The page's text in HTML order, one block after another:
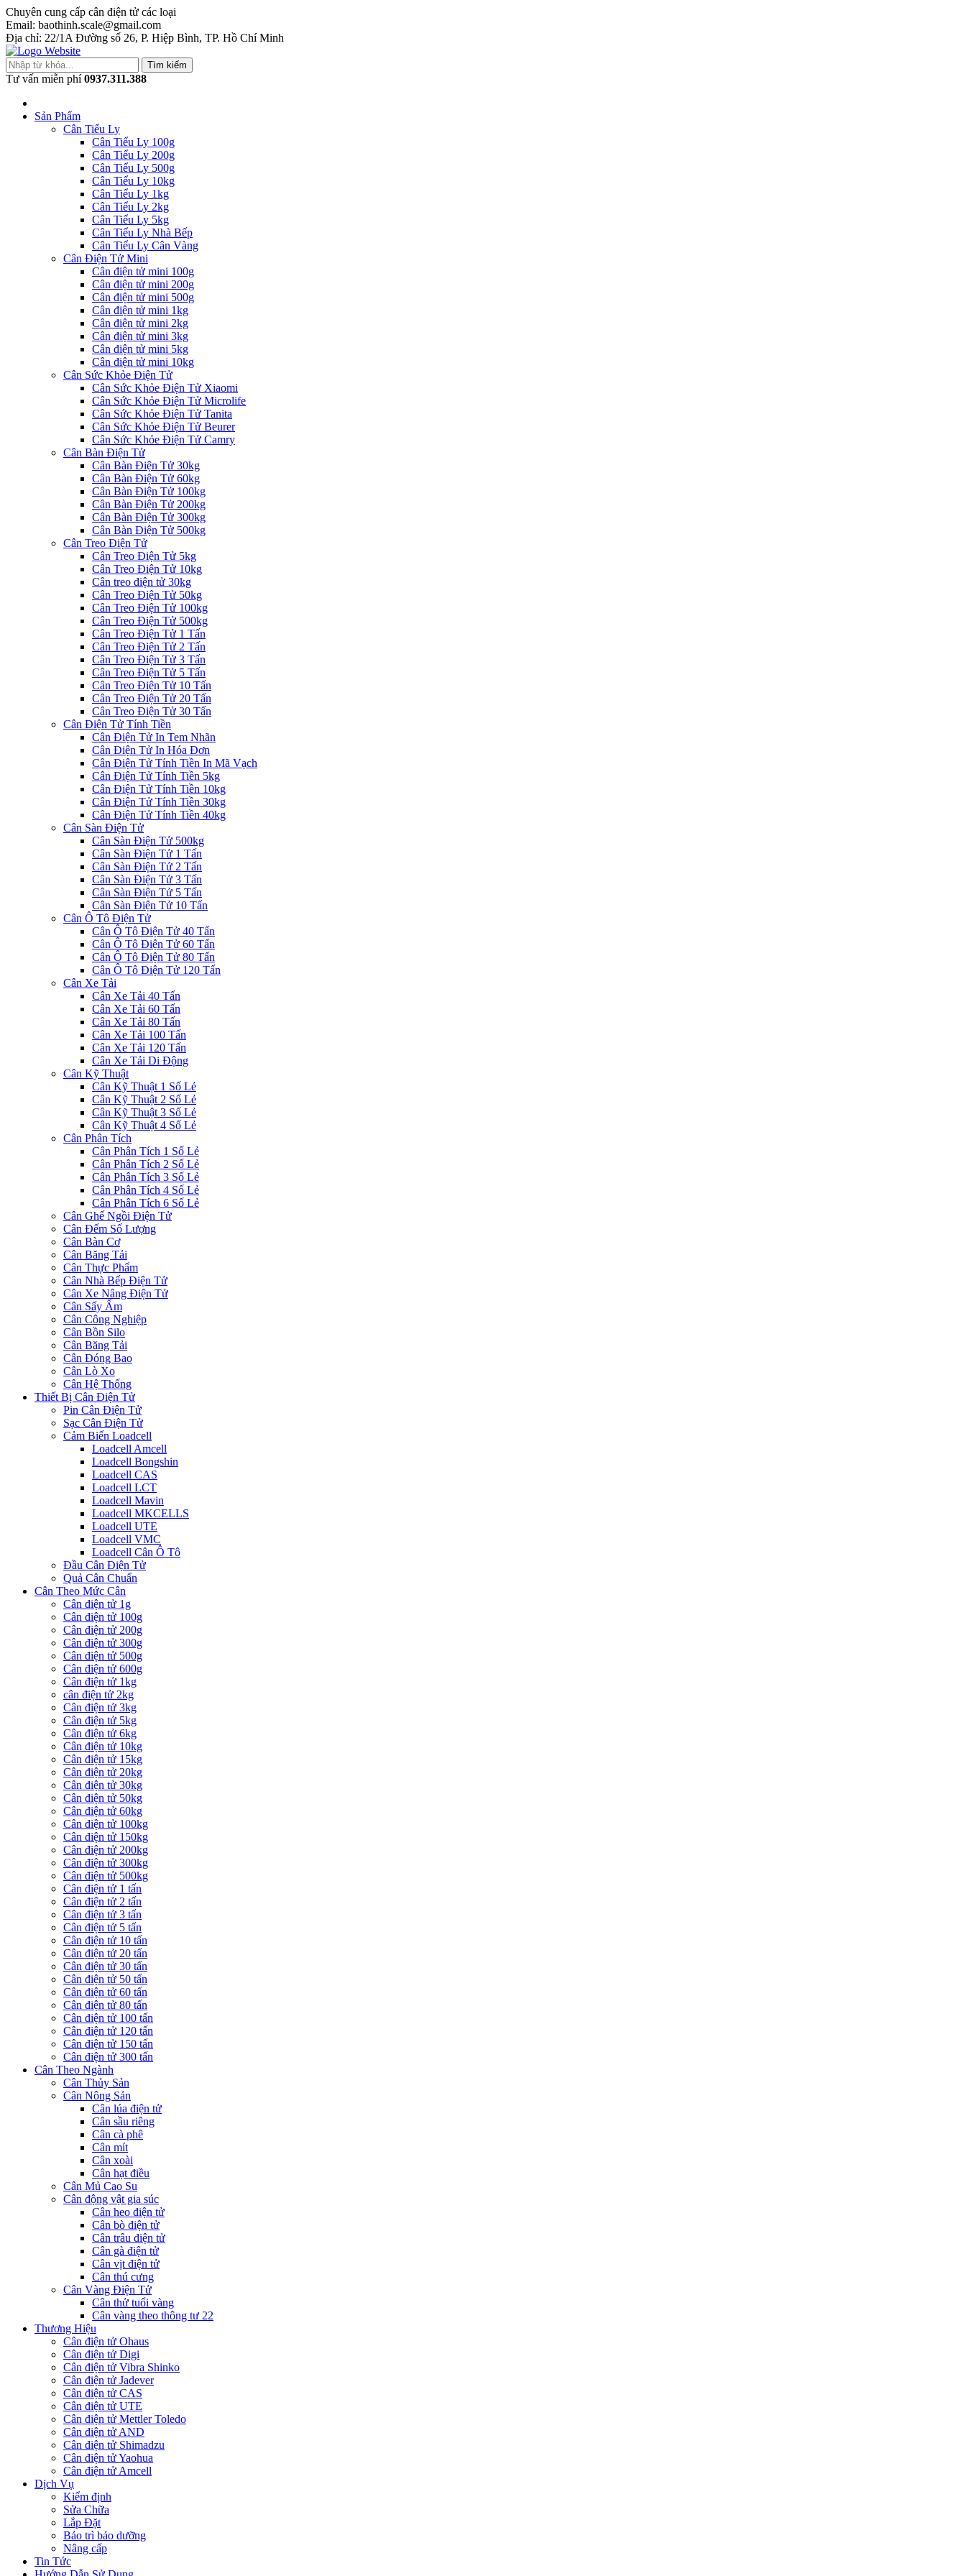
Chuyên cung cấp cân điện tử các loại
Email: baothinh.scale@gmail.com
Địa chỉ: 22/1A Đường số 26, P. Hiệp Bình, TP. Hồ Chí Minh
Tìm kiếm
Tư vấn miễn phí 0937.311.388
Sản Phẩm
Cân Tiểu Ly
Cân Tiểu Ly 100g
Cân Tiểu Ly 200g
Cân Tiểu Ly 500g
Cân Tiểu Ly 10kg
Cân Tiểu Ly 1kg
Cân Tiểu Ly 2kg
Cân Tiểu Ly 5kg
Cân Tiểu Ly Nhà Bếp
Cân Tiểu Ly Cân Vàng
Cân Điện Tử Mini
Cân điện tử mini 100g
Cân điện tử mini 200g
Cân điện tử mini 500g
Cân điện tử mini 1kg
Cân điện tử mini 2kg
Cân điện tử mini 3kg
Cân điện tử mini 5kg
Cân điện tử mini 10kg
Cân Sức Khỏe Điện Tử
Cân Sức Khỏe Điện Tử Xiaomi
Cân Sức Khỏe Điện Tử Microlife
Cân Sức Khỏe Điện Tử Tanita
Cân Sức Khỏe Điện Tử Beurer
Cân Sức Khỏe Điện Tử Camry
Cân Bàn Điện Tử
Cân Bàn Điện Tử 30kg
Cân Bàn Điện Tử 60kg
Cân Bàn Điện Tử 100kg
Cân Bàn Điện Tử 200kg
Cân Bàn Điện Tử 300kg
Cân Bàn Điện Tử 500kg
Cân Treo Điện Tử
Cân Treo Điện Tử 5kg
Cân Treo Điện Tử 10kg
Cân treo điện tử 30kg
Cân Treo Điện Tử 50kg
Cân Treo Điện Tử 100kg
Cân Treo Điện Tử 500kg
Cân Treo Điện Tử 1 Tấn
Cân Treo Điện Tử 2 Tấn
Cân Treo Điện Tử 3 Tấn
Cân Treo Điện Tử 5 Tấn
Cân Treo Điện Tử 10 Tấn
Cân Treo Điện Tử 20 Tấn
Cân Treo Điện Tử 30 Tấn
Cân Điện Tử Tính Tiền
Cân Điện Tử In Tem Nhãn
Cân Điện Tử In Hóa Đơn
Cân Điện Tử Tính Tiền In Mã Vạch
Cân Điện Tử Tính Tiền 5kg
Cân Điện Tử Tính Tiền 10kg
Cân Điện Tử Tính Tiền 30kg
Cân Điện Tử Tính Tiền 40kg
Cân Sàn Điện Tử
Cân Sàn Điện Tử 500kg
Cân Sàn Điện Tử 1 Tấn
Cân Sàn Điện Tử 2 Tấn
Cân Sàn Điện Tử 3 Tấn
Cân Sàn Điện Tử 5 Tấn
Cân Sàn Điện Tử 10 Tấn
Cân Ô Tô Điện Tử
Cân Ô Tô Điện Tử 40 Tấn
Cân Ô Tô Điện Tử 60 Tấn
Cân Ô Tô Điện Tử 80 Tấn
Cân Ô Tô Điện Tử 120 Tấn
Cân Xe Tải
Cân Xe Tải 40 Tấn
Cân Xe Tải 60 Tấn
Cân Xe Tải 80 Tấn
Cân Xe Tải 100 Tấn
Cân Xe Tải 120 Tấn
Cân Xe Tải Di Động
Cân Kỹ Thuật
Cân Kỹ Thuật 1 Số Lẻ
Cân Kỹ Thuật 2 Số Lẻ
Cân Kỹ Thuật 3 Số Lẻ
Cân Kỹ Thuật 4 Số Lẻ
Cân Phân Tích
Cân Phân Tích 1 Số Lẻ
Cân Phân Tích 2 Số Lẻ
Cân Phân Tích 3 Số Lẻ
Cân Phân Tích 4 Số Lẻ
Cân Phân Tích 6 Số Lẻ
Cân Ghế Ngồi Điện Tử
Cân Đếm Số Lượng
Cân Bàn Cơ
Cân Băng Tải
Cân Thực Phẩm
Cân Nhà Bếp Điện Tử
Cân Xe Nâng Điện Tử
Cân Sấy Ẩm
Cân Công Nghiệp
Cân Bồn Silo
Cân Băng Tải
Cân Đóng Bao
Cân Lò Xo
Cân Hệ Thống
Thiết Bị Cân Điện Tử
Pin Cân Điện Tử
Sạc Cân Điện Tử
Cảm Biến Loadcell
Loadcell Amcell
Loadcell Bongshin
Loadcell CAS
Loadcell LCT
Loadcell Mavin
Loadcell MKCELLS
Loadcell UTE
Loadcell VMC
Loadcell Cân Ô Tô
Đầu Cân Điện Tử
Quả Cân Chuẩn
Cân Theo Mức Cân
Cân điện tử 1g
Cân điện tử 100g
Cân điện tử 200g
Cân điện tử 300g
Cân điện tử 500g
Cân điện tử 600g
Cân điện tử 1kg
cân điện tử 2kg
Cân điện tử 3kg
Cân điện tử 5kg
Cân điện tử 6kg
Cân điện tử 10kg
Cân điện tử 15kg
Cân điện tử 20kg
Cân điện tử 30kg
Cân điện tử 50kg
Cân điện tử 60kg
Cân điện tử 100kg
Cân điện tử 150kg
Cân điện tử 200kg
Cân điện tử 300kg
Cân điện tử 500kg
Cân điện tử 1 tấn
Cân điện tử 2 tấn
Cân điện tử 3 tấn
Cân điện tử 5 tấn
Cân điện tử 10 tấn
Cân điện tử 20 tấn
Cân điện tử 30 tấn
Cân điện tử 50 tấn
Cân điện tử 60 tấn
Cân điện tử 80 tấn
Cân điện tử 100 tấn
Cân điện tử 120 tấn
Cân điện tử 150 tấn
Cân điện tử 300 tấn
Cân Theo Ngành
Cân Thủy Sản
Cân Nông Sản
Cân lúa điện tử
Cân sầu riêng
Cân cà phê
Cân mít
Cân xoài
Cân hạt điều
Cân Mủ Cao Su
Cân động vật gia súc
Cân heo điện tử
Cân bò điện tử
Cân trâu điện tử
Cân gà điện tử
Cân vịt điện tử
Cân thú cưng
Cân Vàng Điện Tử
Cân thử tuổi vàng
Cân vàng theo thông tư 22
Thương Hiệu
Cân điện tử Ohaus
Cân điện tử Digi
Cân điện tử Vibra Shinko
Cân điện tử Jadever
Cân điện tử CAS
Cân điện tử UTE
Cân điện tử Mettler Toledo
Cân điện tử AND
Cân điện tử Shimadzu
Cân điện tử Yaohua
Cân điện tử Amcell
Dịch Vụ
Kiểm định
Sửa Chữa
Lắp Đặt
Bảo trì bảo dưỡng
Nâng cấp
Tin Tức